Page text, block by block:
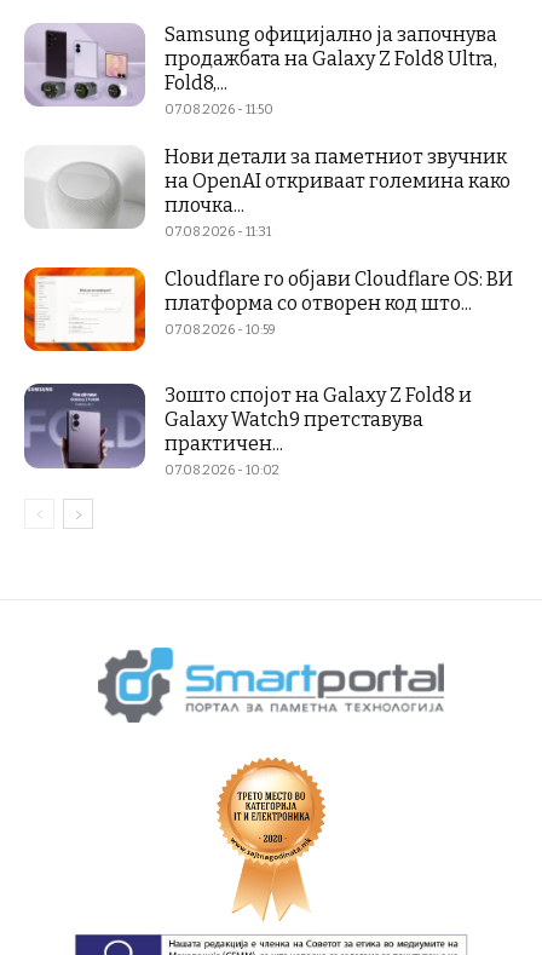
Samsung официјално ја започнува
продажбата на Galaxy Z Fold8 Ultra,
Fold8,...
07.08.2026 - 11:50
Нови детали за паметниот звучник
на OpenAI откриваат големина како
плочка...
07.08.2026 - 11:31
Cloudflare го објави Cloudflare OS: ВИ
платформа со отворен код што...
07.08.2026 - 10:59
Зошто спојот на Galaxy Z Fold8 и
Galaxy Watch9 претставува
практичен...
07.08.2026 - 10:02